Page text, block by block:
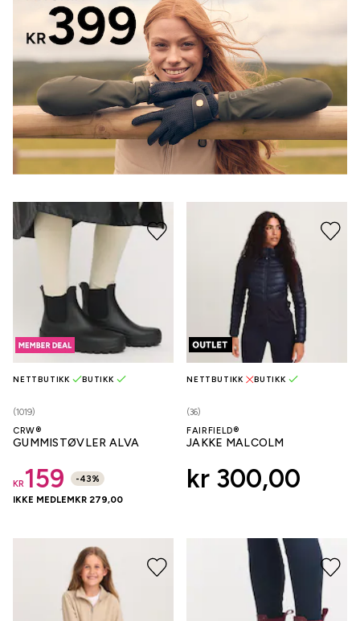
(1019)
NETTBUTIKK BUTIKK
CRW®
GUMMISTØVLER ALVA
159
KR -43%
IKKE MEDLEMKR 279,00
(36)
NETTBUTIKK BUTIKK
FAIRFIELD®
JAKKE MALCOLM
kr 300,00